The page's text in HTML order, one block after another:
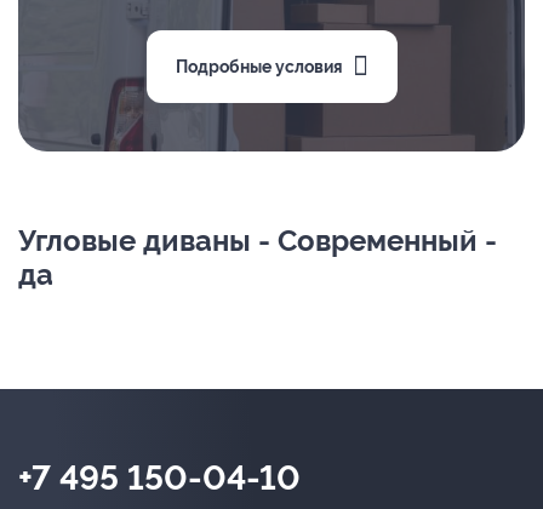
Подробные условия
Угловые диваны - Современный -
да
+7 495 150-04-10